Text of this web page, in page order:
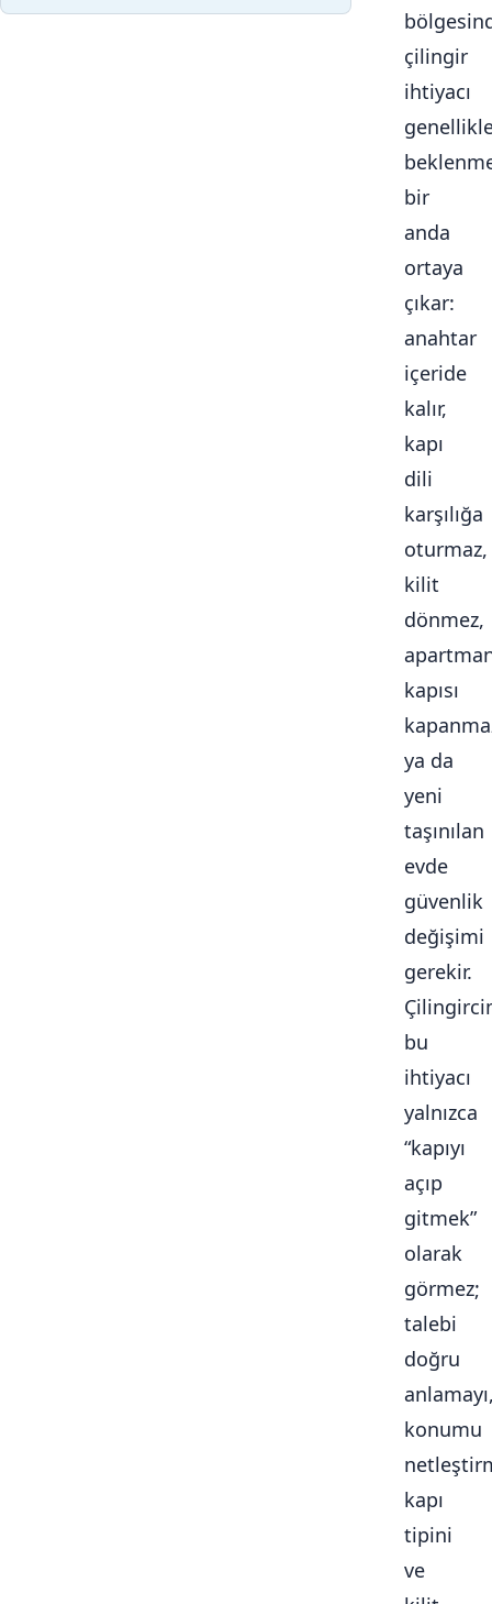
çilingir
ihtiyacı
bir
anda
ortaya
çıkar:
anahtar
içeride
kalır,
kapı
dili
karşılığa
oturmaz,
kilit
dönmez,
kapısı
ya da
yeni
taşınılan
evde
güvenlik
değişimi
gerekir.
bu
ihtiyacı
yalnızca
“kapıyı
açıp
gitmek”
olarak
görmez;
talebi
doğru
konumu
kapı
tipini
ve